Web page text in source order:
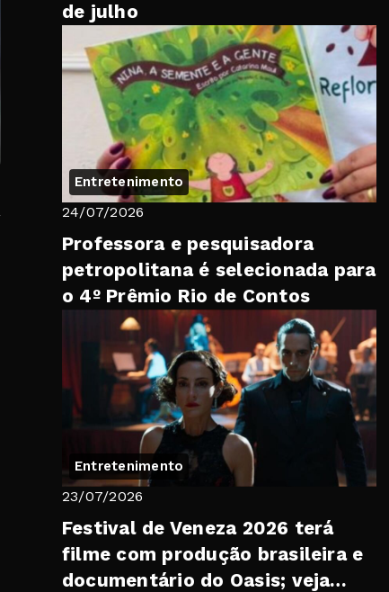
de julho
Entretenimento
24/07/2026
Professora e pesquisadora
petropolitana é selecionada para
o 4º Prêmio Rio de Contos
Entretenimento
23/07/2026
Festival de Veneza 2026 terá
filme com produção brasileira e
documentário do Oasis; veja